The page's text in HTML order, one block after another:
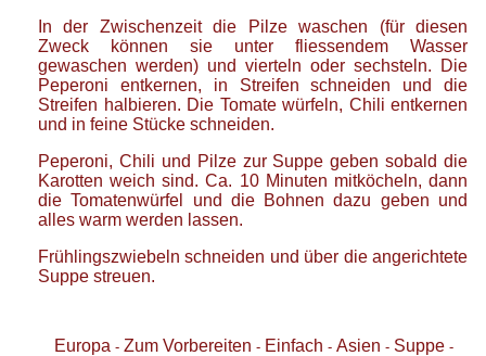
In der Zwischenzeit die Pilze waschen (für diesen
Zweck können sie unter fliessendem Wasser
gewaschen werden) und vierteln oder sechsteln. Die
Peperoni entkernen, in Streifen schneiden und die
Streifen halbieren. Die Tomate würfeln, Chili entkernen
und in feine Stücke schneiden.
Peperoni, Chili und Pilze zur Suppe geben sobald die
Karotten weich sind. Ca. 10 Minuten mitköcheln, dann
die Tomatenwürfel und die Bohnen dazu geben und
alles warm werden lassen.
Frühlingszwiebeln schneiden und über die angerichtete
Suppe streuen.
Europa - Zum Vorbereiten - Einfach - Asien - Suppe -